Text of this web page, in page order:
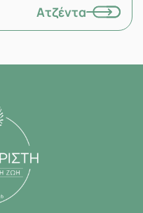
Ατζέντα